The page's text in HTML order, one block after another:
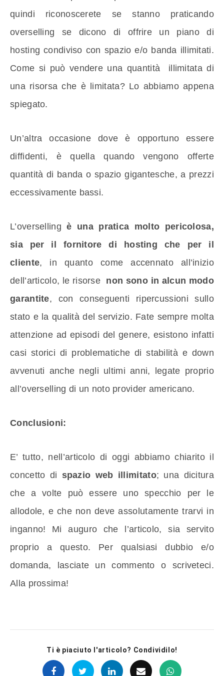
quindi riconoscerete se stanno praticando
overselling se dicono di offrire un piano di
hosting condiviso con spazio e/o banda illimitati.
Come si può vendere una quantità illimitata di
una risorsa che è limitata? Lo abbiamo appena
spiegato.
Un’altra occasione dove è opportuno essere
diffidenti, è quella quando vengono offerte
quantità di banda o spazio gigantesche, a prezzi
eccessivamente bassi.
L’oversellingè una pratica molto pericolosa,
sia per il fornitore di hosting che per il
cliente, in quanto come accennato all’inizio
dell’articolo, le risorse non sono in alcun modo
garantite, con conseguenti ripercussioni sullo
stato e la qualità del servizio. Fate sempre molta
attenzione ad episodi del genere, esistono infatti
casi storici di problematiche di stabilità e down
avvenuti anche negli ultimi anni, legate proprio
all’overselling di un noto provider americano.
Conclusioni:
E’ tutto, nell’articolo di oggi abbiamo chiarito il
concetto di spazio web illimitato; una dicitura
che a volte può essere uno specchio per le
allodole, e che non deve assolutamente trarvi in
inganno! Mi auguro che l’articolo, sia servito
proprio a questo. Per qualsiasi dubbio e/o
domanda, lasciate un commento o scriveteci.
Alla prossima!
Ti è piaciuto l'articolo? Condividilo!